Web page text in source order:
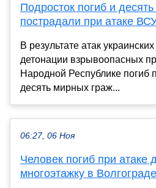
Подросток погиб и
пострадали при атаке
В результате атак
детонации взрывоопасных
Народной Республике погиб
десять мирных граж...
06:27, 06 Ноя
Человек погиб при атаке
многоэтажку в Волгограде